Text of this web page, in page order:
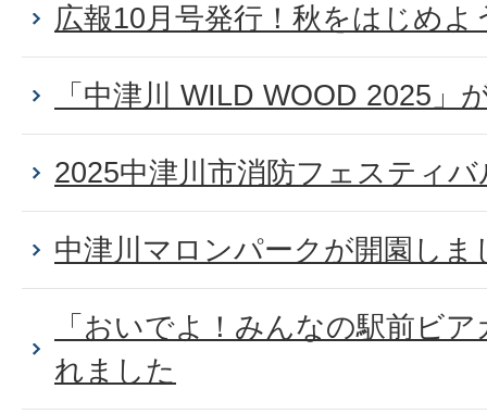
広報10月号発行！秋をはじめよ
「中津川 WILD WOOD 2025」
2025中津川市消防フェスティ
中津川マロンパークが開園しま
「おいでよ！みんなの駅前ビ
れました